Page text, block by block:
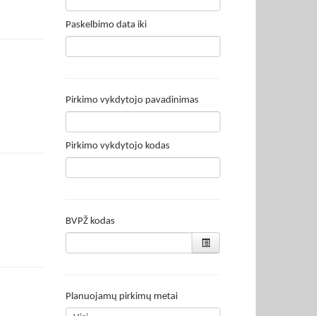
Paskelbimo data iki
Pirkimo vykdytojo pavadinimas
Pirkimo vykdytojo kodas
BVPŽ kodas
Planuojamų pirkimų metai